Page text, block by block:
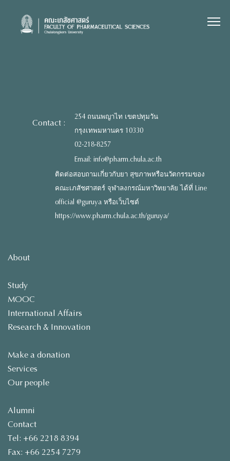
content
Contact :
254 ถนนพญาไท เขตปทุมวัน
กรุงเทพมหานคร 10330
02-218-8257
Email: info@pharm.chula.ac.th
ติดต่อสอบถามเกี่ยวกับยา สุขภาพหรือนวัตกรรมของ
คณะเภสัชศาสตร์ จุฬาลงกรณ์มหาวิทยาลัย ได้ที่ Line
official @guruya หรือเว็บไซต์
https://www.pharm.chula.ac.th/guruya/
About
Study
MOOC
International Affairs
Research & Innovation
Make a donation
Services
Our people
Alumni
Contact
Tel: +66 2218 8394
Fax: +66 2254 7279